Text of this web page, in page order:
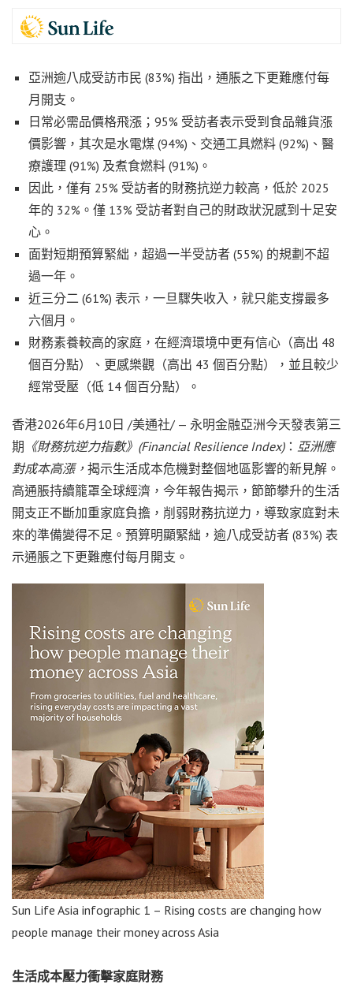
亞洲逾八成受訪市民 (83%) 指出，通脹之下更難應付每
月開支。
日常必需品價格飛漲；95% 受訪者表示受到食品雜貨漲
價影響，其次是水電煤 (94%)、交通工具燃料 (92%)、醫
療護理 (91%) 及煮食燃料 (91%)。
因此，僅有 25% 受訪者的財務抗逆力較高，低於 2025
年的 32%。僅 13% 受訪者對自己的財政狀況感到十足安
心。
面對短期預算緊絀，超過一半受訪者 (55%) 的規劃不超
過一年。
近三分二 (61%) 表示，一旦驟失收入，就只能支撐最多
六個月。
財務素養較高的家庭，在經濟環境中更有信心（高出 48
個百分點）、更感樂觀（高出 43 個百分點），並且較少
經常受壓（低 14 個百分點）。
香港2026年6月10日 /美通社/ — 永明金融亞洲今天發表第三
期 《財務抗逆力指數》(Financial Resilience Index)： 亞洲應
對成本高漲， 揭示生活成本危機對整個地區影響的新見解。
高通脹持續籠罩全球經濟，今年報告揭示，節節攀升的生活
開支正不斷加重家庭負擔，削弱財務抗逆力，導致家庭對未
來的準備變得不足。預算明顯緊絀，逾八成受訪者 (83%) 表
示通脹之下更難應付每月開支。
Sun Life Asia infographic 1 – Rising costs are changing how
people manage their money across Asia
生活成本壓力衝擊家庭財務